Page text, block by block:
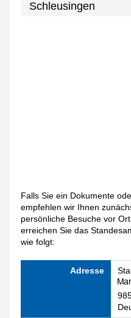
Schleusingen
Falls Sie ein Dokumente
empfehlen wir Ihnen
persönliche Besuche vor
erreichen Sie das
wie folgt:
Adresse